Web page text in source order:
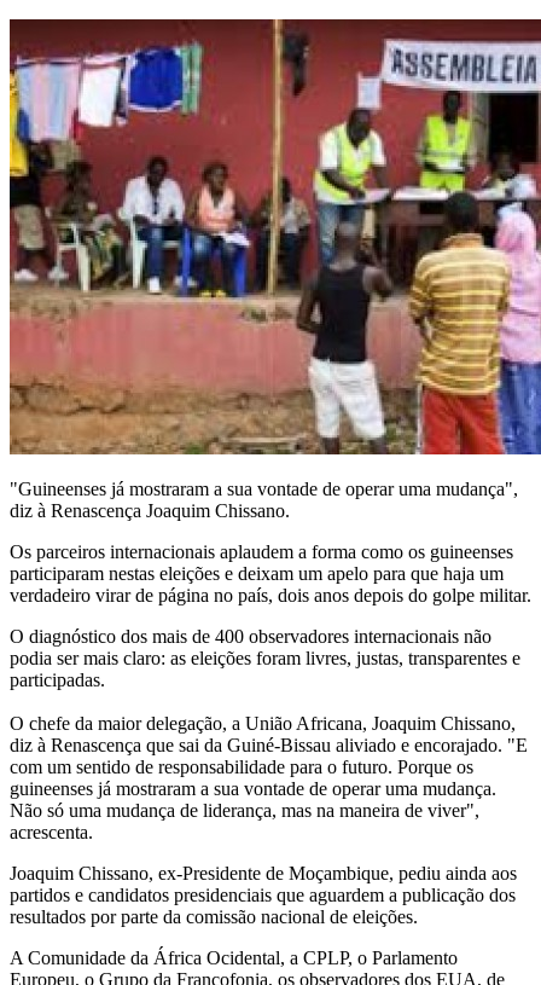
"Guineenses já mostraram a sua vontade de operar uma mudança",
diz à Renascença Joaquim Chissano.
Os parceiros internacionais aplaudem a forma como os guineenses
participaram nestas eleições e deixam um apelo para que haja um
verdadeiro virar de página no país, dois anos depois do golpe militar.
O diagnóstico dos mais de 400 observadores internacionais não
podia ser mais claro: as eleições foram livres, justas, transparentes e
participadas.
O chefe da maior delegação, a União Africana, Joaquim Chissano,
diz à Renascença que sai da Guiné-Bissau aliviado e encorajado. "E
com um sentido de responsabilidade para o futuro. Porque os
guineenses já mostraram a sua vontade de operar uma mudança.
Não só uma mudança de liderança, mas na maneira de viver",
acrescenta.
Joaquim Chissano, ex-Presidente de Moçambique, pediu ainda aos
partidos e candidatos presidenciais que aguardem a publicação dos
resultados por parte da comissão nacional de eleições.
A Comunidade da África Ocidental, a CPLP, o Parlamento
Europeu, o Grupo da Francofonia, os observadores dos EUA, de